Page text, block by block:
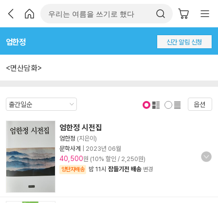
엄한정 신간 알림 신청
<면산담화>
옵션
엄한정 시전집
엄한정 (지은이)
문학사계
2023년 06월
40,500원 (10% 할인 / 2,250원)
양탄자배송 밤 11시 잠들기전 배송 변경